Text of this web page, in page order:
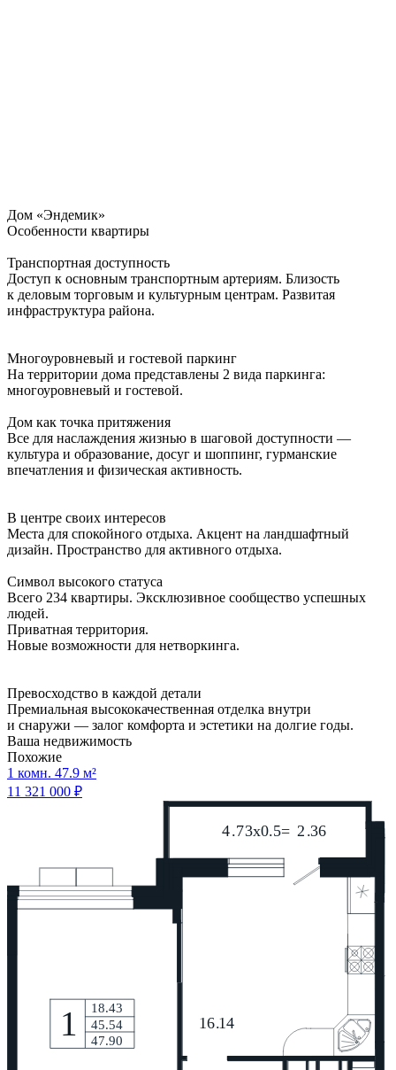
Дом «Эндемик»
Особенности квартиры
Транспортная доступность
Доступ к основным транспортным артериям. Близость
к деловым торговым и культурным центрам. Развитая
инфраструктура района.
Многоуровневый и гостевой паркинг
На территории дома представлены 2 вида паркинга:
многоуровневый и гостевой.
Дом как точка притяжения
Все для наслаждения жизнью в шаговой доступности —
культура и образование, досуг и шоппинг, гурманские
впечатления и физическая активность.
В центре своих интересов
Места для спокойного отдыха. Акцент на ландшафтный
дизайн. Пространство для активного отдыха.
Символ высокого статуса
Всего 234 квартиры. Эксклюзивное сообщество успешных
людей.
Приватная территория.
Новые возможности для нетворкинга.
Превосходство в каждой детали
Премиальная высококачественная отделка внутри
и снаружи — залог комфорта и эстетики на долгие годы.
Ваша недвижимость
Похожие
1 комн. 47.9 м²
11 321 000 ₽